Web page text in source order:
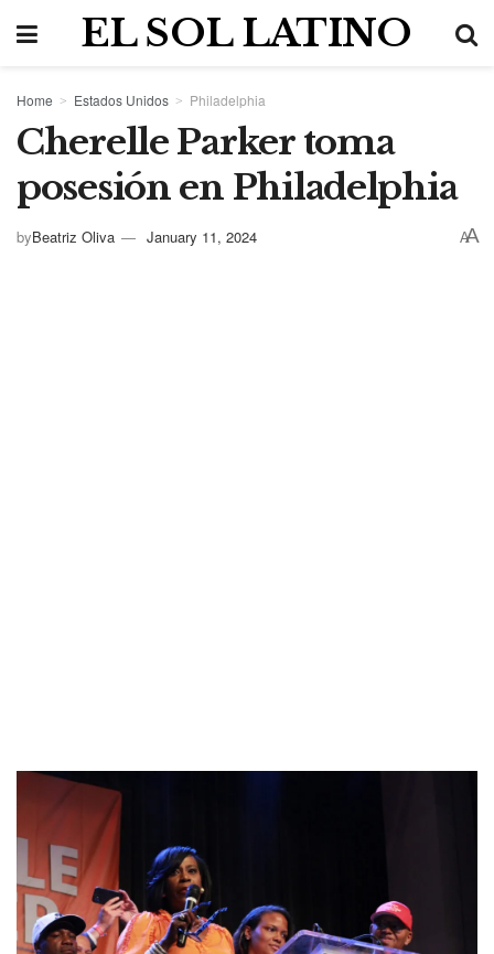
EL SOL LATINO
Home Estados Unidos Philadelphia
Cherelle Parker toma
posesión en Philadelphia
byBeatriz Oliva January 11, 2024 AA